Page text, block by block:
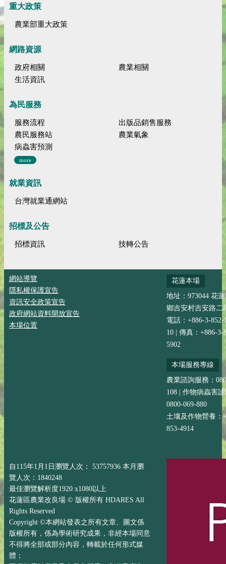
重大政策
農業部重大政策
網路資源
政府相關
農業相關
生活資訊
為民服務
服務流程
出版品銷售服務
農民服務站
農業氣象
病蟲害預測
more
就業資訊
台灣就業通網站
招標及公告
招標資訊 技轉公告
網站導覽
隱私權保護宣告
資訊安全政策宣告
政府網站資料開放宣告
本場位置
花蓮本場
地址：973044 花
鄉吉安村吉安路二
電話：+886-3-852-
10 | 傳真：+886-3-
5902
本場服務專線
農業諮詢服務：
108 | 作物病蟲害
0800-069-880
土壤及作物營養：
853-4914
自115年1月1日瀏覽人次： 53757936 本月瀏
覽人次：1840248
最佳瀏覽解析度1920 x1080以上
花蓮區農業改良場 © 版權所有 HDARES All
Rights Reserved
Copyright ©本網站發表之所有文章、圖文係
版權所有，係為學術研究成果，非經本場同意
不得將全部或部分內容，轉載於任何形式媒
體；